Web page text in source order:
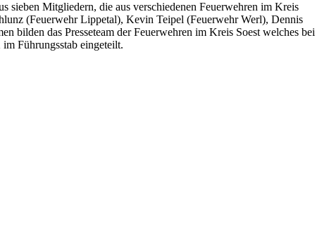
sieben Mitgliedern, die aus verschiedenen Feuerwehren im Kreis
(Feuerwehr Lippetal), Kevin Teipel (Feuerwehr Werl), Dennis
bilden das Presseteam der Feuerwehren im Kreis Soest welches bei
Führungsstab eingeteilt.